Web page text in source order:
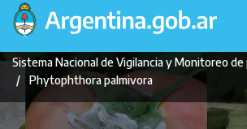
Pasar
contenido
principal
Navegación
principal
Sistema Nacional de Vigilancia y Monitoreo de
Phytophthora palmivora